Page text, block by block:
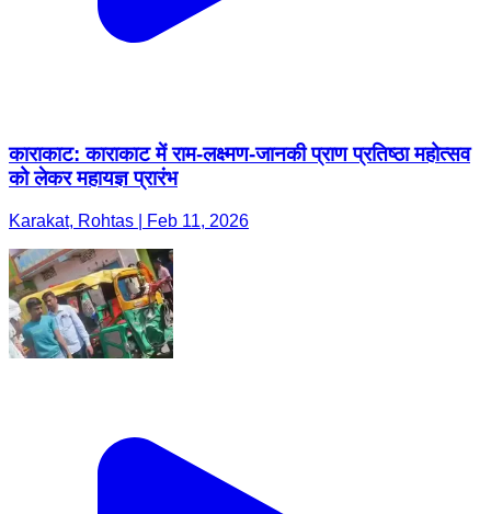
काराकाट: काराकाट में राम-लक्ष्मण-जानकी प्राण प्रतिष्ठा महोत्सव
को लेकर महायज्ञ प्रारंभ
Karakat, Rohtas | Feb 11, 2026